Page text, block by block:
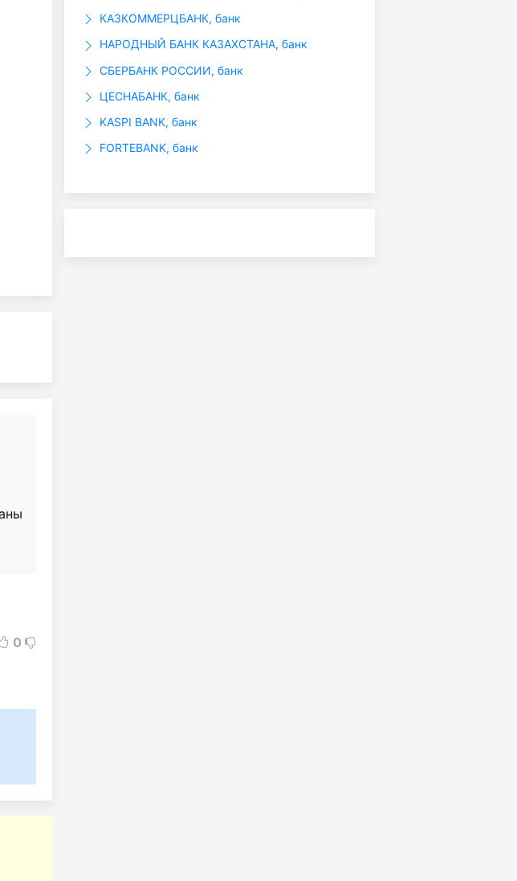
0
КАЗКОММЕРЦБАНК, банк
НАРОДНЫЙ БАНК КАЗАХСТАНА, банк
СБЕРБАНК РОССИИ, банк
ЦЕСНАБАНК, банк
KASPI BANK, банк
FORTEBANK, банк